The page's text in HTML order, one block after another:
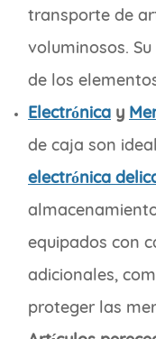
transporte de
voluminosos.
de los
Electrónica y
de caja son
electrónica
equipados con
adicionales,
proteger las